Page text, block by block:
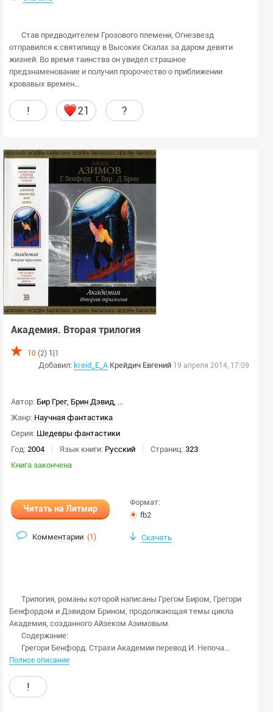
Став предводителем Грозового племени, Огнезвезд
отправился к святилищу в Высоких Скалах за даром девяти
жизней. Во время таинства он увидел страшное
предзнаменование и получил пророчество о приближении
кровавых времен…
! 21 ?
Академия. Вторая трилогия
10 (2) 1 1
Добавил: kreid_E_A Крейдич Евгений 19 апреля 2014, 17:09
Автор: Бир Грег, Брин Дэвид, ...
Жанр: Научная фантастика
Серия: Шедевры фантастики
Год: 2004 Язык книги: Русский Страниц: 323
Книга закончена
Читать на Литмир
Комментарии (1)
Формат:
fb2
Скачать
Трилогия, романы которой написаны Грегом Биром, Грегори
Бенфордом и Дэвидом Брином, продолжающая темы цикла
Академия, созданного Айзеком Азимовым.
Содержание:
Грегори Бенфорд. Страхи Академии перевод И. Непоча...
Полное описание
!